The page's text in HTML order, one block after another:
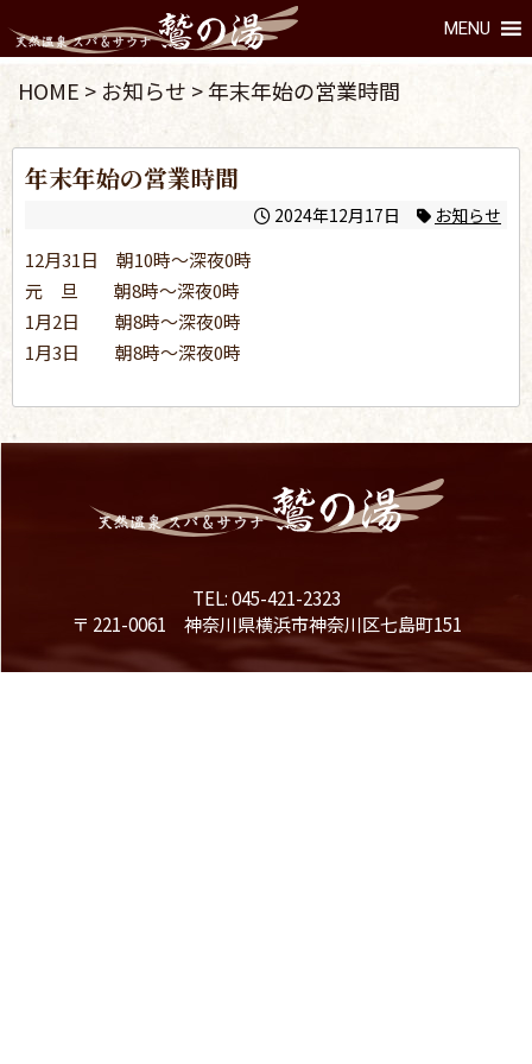
MENU
HOME > お知らせ >年末年始の営業時間
年末年始の営業時間
2024年12月17日 お知らせ
12月31日 朝10時～深夜0時
元 旦 朝8時～深夜0時
1月2日 朝8時～深夜0時
1月3日 朝8時～深夜0時
TEL: 045-421-2323
〒 221-0061 神奈川県横浜市神奈川区七島町151